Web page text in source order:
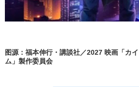
图源：福本伸行・講談社／2027 映画「カ
ム」製作委員会